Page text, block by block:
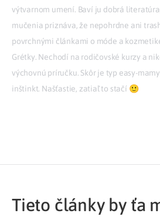
výtvarnom umení. Baví ju dobrá
mučenia priznáva, že nepohrdne ani
povrchnými článkami o móde a
Grétky. Nechodí na rodičovské kurzy a
výchovnú príručku. Skôr je typ easy-
inštinkt. Našťastie, zatiaľ to stačí 🙂
Tieto články by ťa